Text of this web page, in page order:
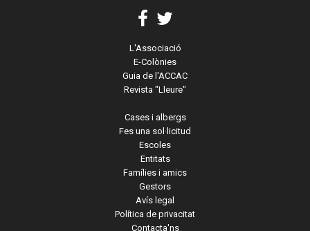
L'Associació
E-Colònies
Guia de l'ACCAC
Revista "Lleure"
Cases i albergs
Fes una sol·licitud
Escoles
Entitats
Famílies i amics
Gestors
Avís legal
Política de privacitat
Contacta'ns